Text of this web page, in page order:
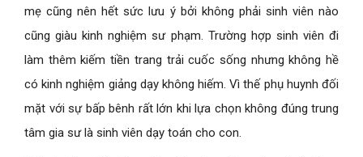
mẹ cũng nên hết sức lưu ý bởi không phải sinh viên nào
cũng giàu kinh nghiệm sư phạm. Trường hợp sinh viên đi
làm thêm kiếm tiền trang trải cuốc sống nhưng không hề
có kinh nghiệm giảng dạy không hiếm. Vì thế phụ huynh đối
mặt với sự bấp bênh rất lớn khi lựa chọn không đúng trung
tâm gia sư là sinh viên dạy toán cho con.